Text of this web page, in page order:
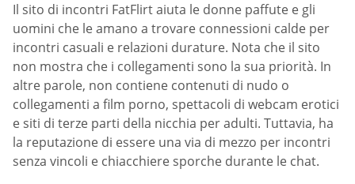
Il sito di incontri FatFlirt aiuta le donne paffute e gli
uomini che le amano a trovare connessioni calde per
incontri casuali e relazioni durature. Nota che il sito
non mostra che i collegamenti sono la sua priorità. In
altre parole, non contiene contenuti di nudo o
collegamenti a film porno, spettacoli di webcam erotici
e siti di terze parti della nicchia per adulti. Tuttavia, ha
la reputazione di essere una via di mezzo per incontri
senza vincoli e chiacchiere sporche durante le chat.